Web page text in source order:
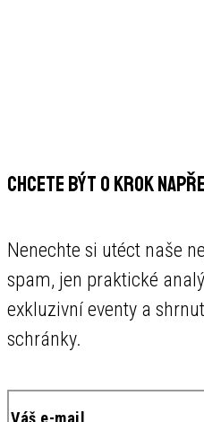
CHCETE BÝT O KROK
Nenechte si utéct naše
spam, jen praktické
exkluzivní eventy a
schránky.